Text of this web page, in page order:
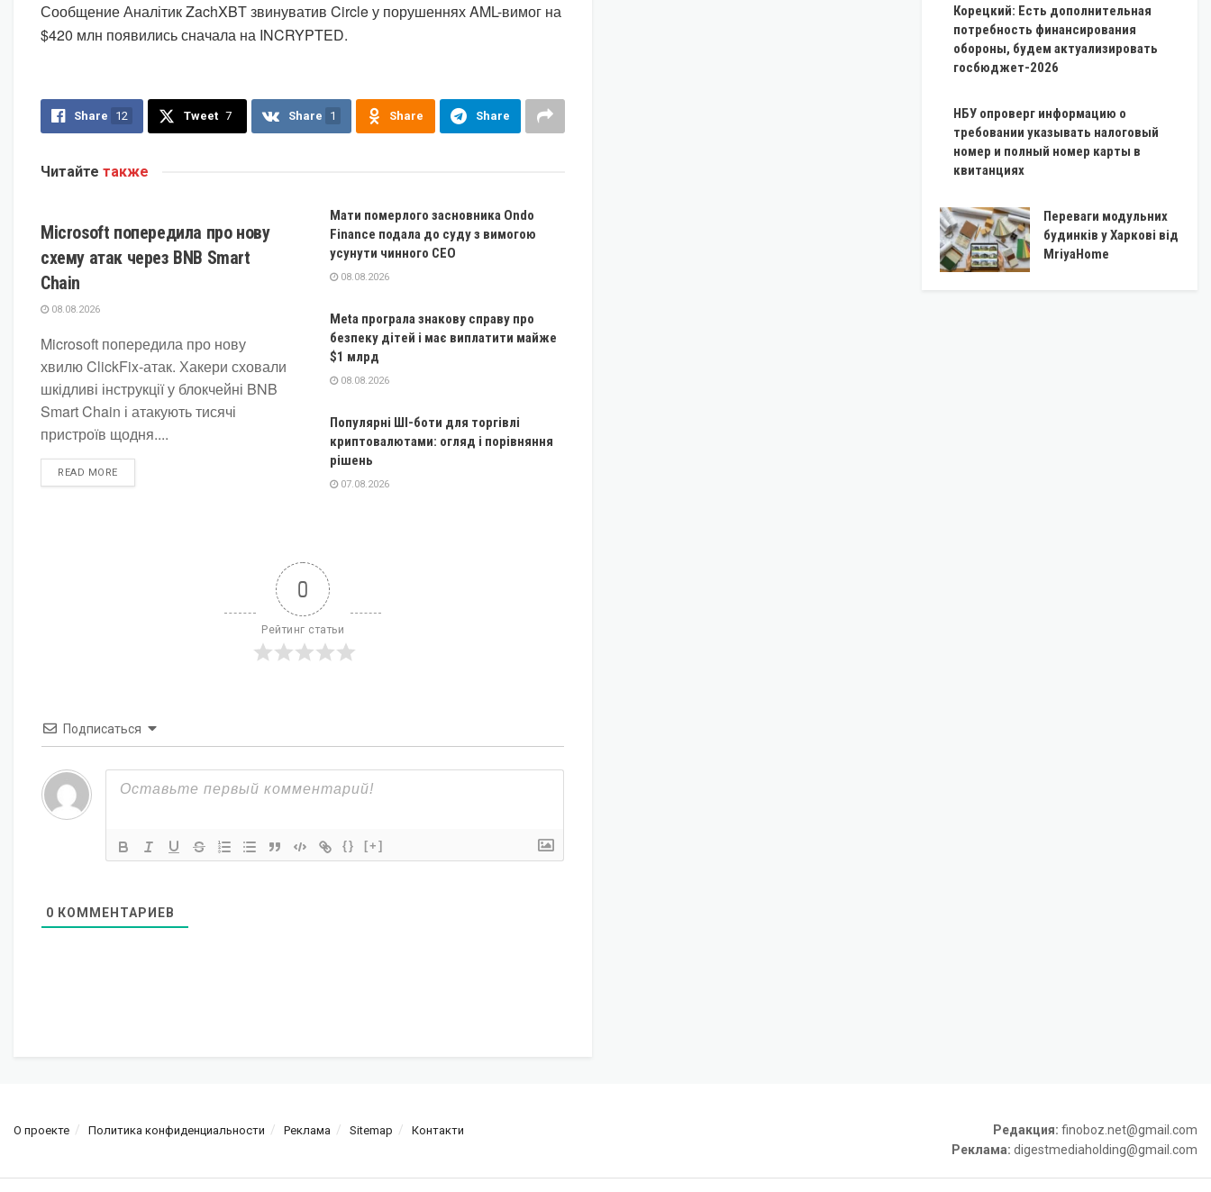
Сообщение Аналітик ZachXBT звинуватив Circle у порушеннях AML-вимог на
$420 млн появились сначала на INCRYPTED.
Share 12 Tweet 7 Share 1 Share Share
Читайте также
Microsoft попередила про нову
схему атак через BNB Smart
Chain
08.08.2026
Microsoft попередила про нову
хвилю ClickFix-атак. Хакери сховали
шкідливі інструкції у блокчейні BNB
Smart Chain і атакують тисячі
пристроїв щодня....
READ MOREDETAILS
Мати померлого засновника Ondo
Finance подала до суду з вимогою
усунути чинного CEO
08.08.2026
Meta програла знакову справу про
безпеку дітей і має виплатити майже
$1 млрд
08.08.2026
Популярні ШІ-боти для торгівлі
криптовалютами: огляд і порівняння
рішень
07.08.2026
0
Рейтинг статьи
Подписаться
{} [+]
0 КОММЕНТАРИЕВ
Корецкий: Есть дополнительная
потребность финансирования
обороны, будем актуализировать
госбюджет-2026
НБУ опроверг информацию о
требовании указывать налоговый
номер и полный номер карты в
квитанциях
Переваги модульних
будинків у Харкові від
MriyaHome
О проекте Политика конфиденциальности Реклама Sitemap Контакти Редакция: finoboz.net@gmail.com
Реклама: digestmediaholding@gmail.com